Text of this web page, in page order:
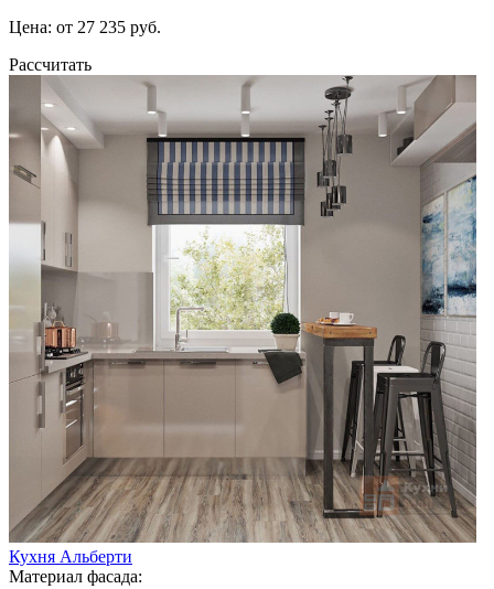
Цена: от 27 235 руб.
Рассчитать
Кухня Альберти
Материал фасада: